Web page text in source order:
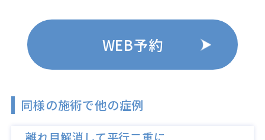
WEB予約
同様の施術で他の症例